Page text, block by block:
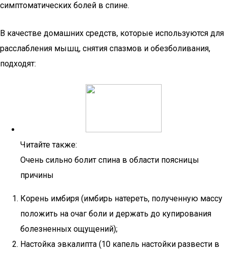
симптоматических болей в спине.
В качестве домашних средств, которые используются для
расслабления мышц, снятия спазмов и обезболивания,
подходят:
Читайте также:
Очень сильно болит спина в области поясницы
причины
Корень имбиря (имбирь натереть, полученную массу
положить на очаг боли и держать до купирования
болезненных ощущений);
Настойка эвкалипта (10 капель настойки развести в